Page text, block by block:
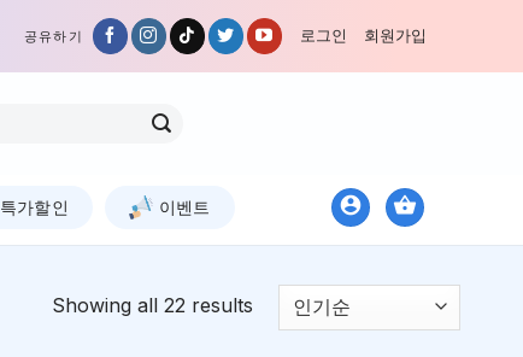
공유하기 로그인 회원가입
특가할인 이벤트
Showing all 22 results